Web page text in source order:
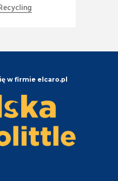
w firmie elcaro.pl